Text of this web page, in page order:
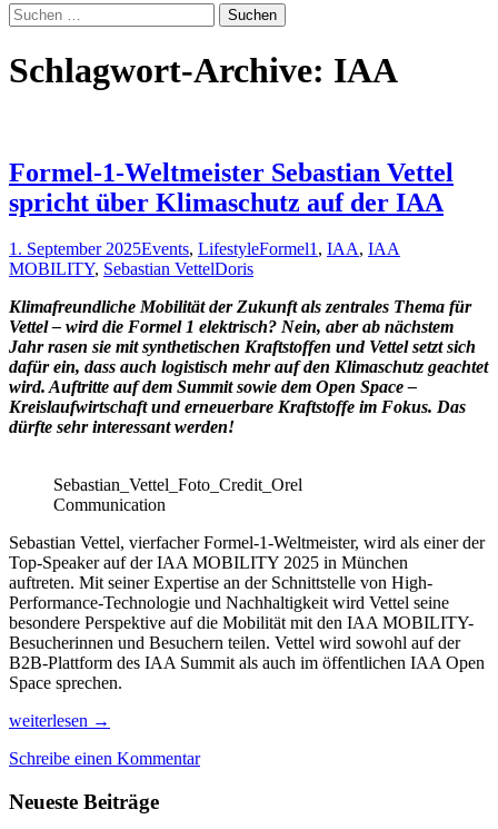
Suchen
nach:
Schlagwort-Archive: IAA
Formel-1-Weltmeister Sebastian Vettel
spricht über Klimaschutz auf der IAA
1. September 2025Events, LifestyleFormel1, IAA, IAA
MOBILITY, Sebastian VettelDoris
Klimafreundliche Mobilität der Zukunft als zentrales Thema für
Vettel – wird die Formel 1 elektrisch? Nein, aber ab nächstem
Jahr rasen sie mit synthetischen Kraftstoffen und Vettel setzt sich
dafür ein, dass auch logistisch mehr auf den Klimaschutz geachtet
wird. Auftritte auf dem Summit sowie dem Open Space –
Kreislaufwirtschaft und erneuerbare Kraftstoffe im Fokus. Das
dürfte sehr interessant werden!
Sebastian_Vettel_Foto_Credit_Orel
Communication
Sebastian Vettel, vierfacher Formel-1-Weltmeister, wird als einer der
Top-Speaker auf der IAA MOBILITY 2025 in München
auftreten. Mit seiner Expertise an der Schnittstelle von High-
Performance-Technologie und Nachhaltigkeit wird Vettel seine
besondere Perspektive auf die Mobilität mit den IAA MOBILITY-
Besucherinnen und Besuchern teilen. Vettel wird sowohl auf der
B2B-Plattform des IAA Summit als auch im öffentlichen IAA Open
Space sprechen.
Formel-
Weltmeister
Vettel
weiterlesen →
Schreibe einen Kommentar
Neueste Beiträge